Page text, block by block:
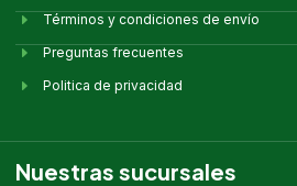
Términos y condiciones de envío
Preguntas frecuentes
Politica de privacidad
Nuestras sucursales